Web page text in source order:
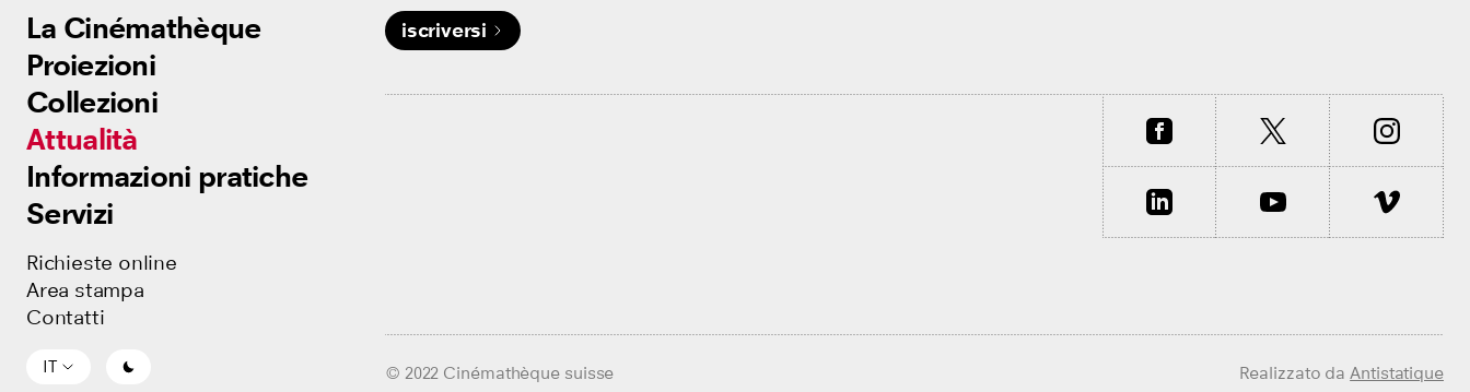
La Cinémathèque
Proiezioni
Collezioni
Attualità
Informazioni pratiche
Servizi
Richieste online
Area stampa
Contatti
IT
La Cinémathèque
Proiezioni
Collezioni
Attualità
Informazioni pratiche
Servizi
Richieste online
Area stampa
Contatti
IT
iscriversi
© 2022 Cinémathèque suisse Realizzato daAntistatique